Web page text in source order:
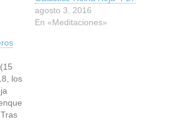
agosto 3, 2016
En «Meditaciones»
los